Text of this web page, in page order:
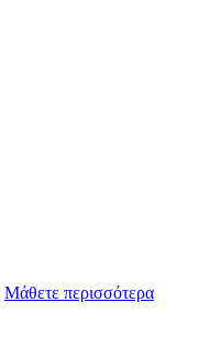
Μάθετε περισσότερα